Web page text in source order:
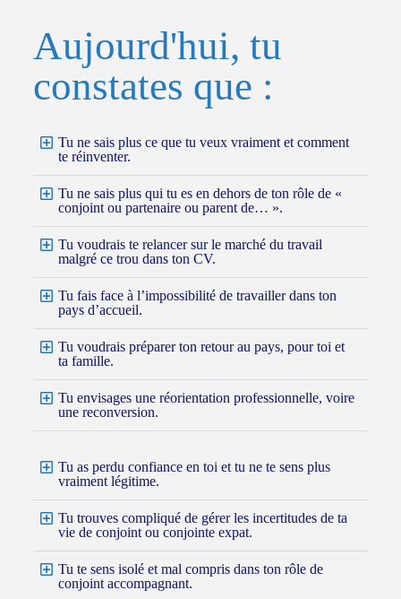
Aujourd'hui, tu
constates que :
Tu ne sais plus ce que tu veux vraiment et comment
te réinventer.
Tu ne sais plus qui tu es en dehors de ton rôle de «
conjoint ou partenaire ou parent de… ».
Tu voudrais te relancer sur le marché du travail
malgré ce trou dans ton CV.
Tu fais face à l’impossibilité de travailler dans ton
pays d’accueil.
Tu voudrais préparer ton retour au pays, pour toi et
ta famille.
Tu envisages une réorientation professionnelle, voire
une reconversion.
Tu as perdu confiance en toi et tu ne te sens plus
vraiment légitime.
Tu trouves compliqué de gérer les incertitudes de ta
vie de conjoint ou conjointe expat.
Tu te sens isolé et mal compris dans ton rôle de
conjoint accompagnant.